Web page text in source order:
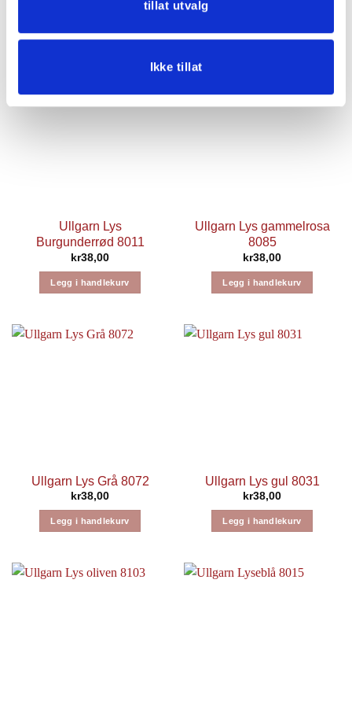
tillat utvalg
Ikke tillat
Ullgarn Lys
Burgunderrød 8011
kr38,00
Legg i handlekurv
Ullgarn Lys gammelrosa
8085
kr38,00
Legg i handlekurv
Ullgarn Lys Grå 8072
kr38,00
Legg i handlekurv
Ullgarn Lys gul 8031
kr38,00
Legg i handlekurv